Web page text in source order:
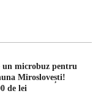
un microbuz pentru
Miroslovești!
de lei